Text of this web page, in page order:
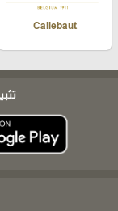
Callebaut